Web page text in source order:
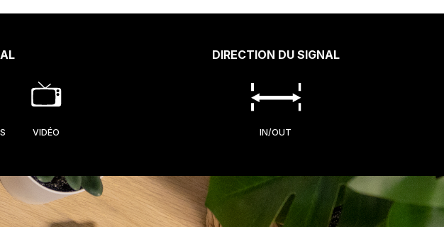
VIDÉO
DIRECTION DU SIGNAL
IN/OUT